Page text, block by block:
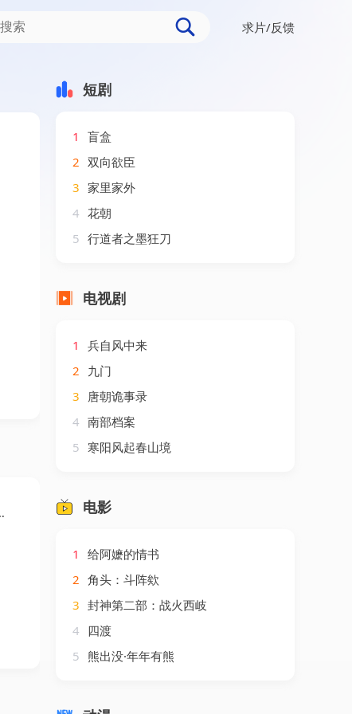
求片/反馈
短剧
1
盲盒
2 双向欲臣
3 家里家外
4 花朝
5 行道者之墨狂刀
电视剧
1
兵自风中来
2 九门
3 唐朝诡事录
4 南部档案
5 寒阳风起春山境
电影
1
给阿嬷的情书
2 角头：斗阵欸
3 封神第二部：战火西岐
4 四渡
5 熊出没·年年有熊